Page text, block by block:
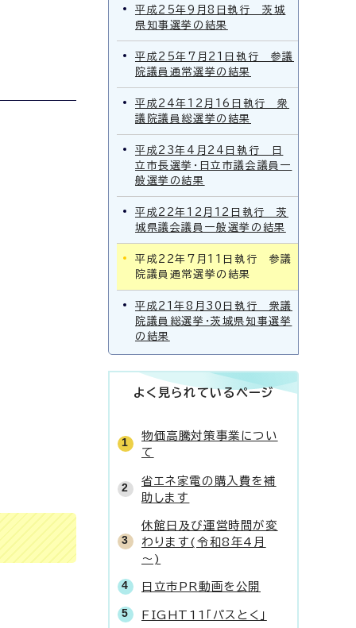
平成25年9月8日執行 茨城
県知事選挙の結果
平成25年7月21日執行 参議
院議員通常選挙の結果
平成24年12月16日執行 衆
議院議員総選挙の結果
平成23年4月24日執行 日
立市長選挙・日立市議会議員一
般選挙の結果
平成22年12月12日執行 茨
城県議会議員一般選挙の結果
平成22年7月11日執行 参議
院議員通常選挙の結果
平成21年8月30日執行 衆議
院議員総選挙・茨城県知事選挙
の結果
よく見られているページ
物価高騰対策事業につい
て
省エネ家電の購入費を補
助します
休館日及び運営時間が変
わります(令和8年4月
～)
日立市PR動画を公開
FIGHT11「パスとく」